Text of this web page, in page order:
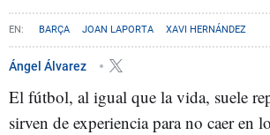
BARÇA JOAN LAPORTA XAVI HERNÁNDEZ
Ángel Álvarez
El fútbol, al igual que la vida, suele
sirven de experiencia para no caer en